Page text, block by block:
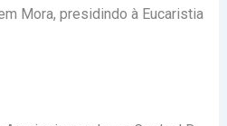
Mora, presidindo à Eucaristia